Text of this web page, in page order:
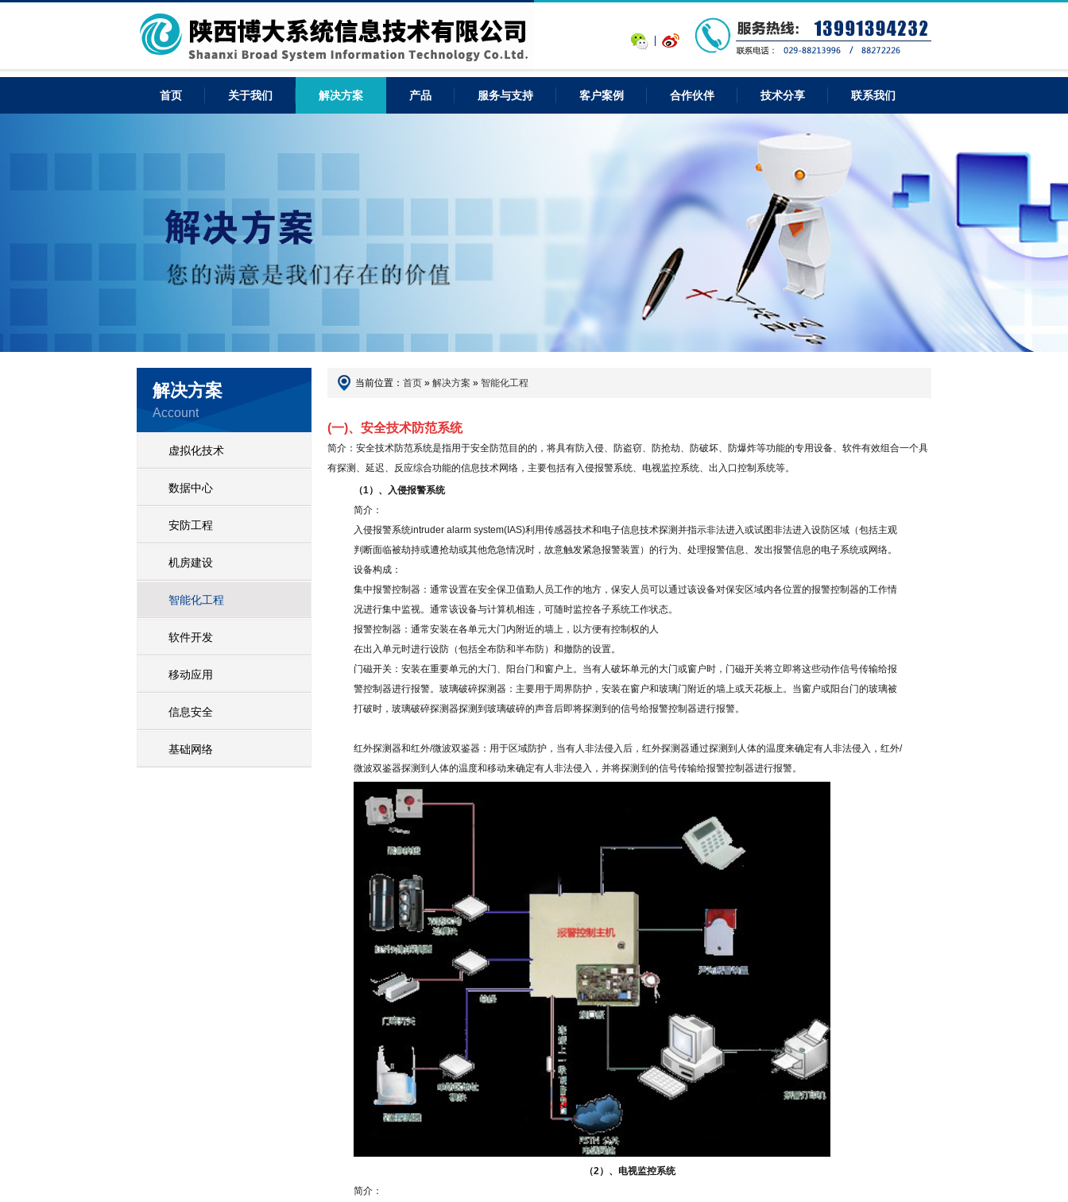
首页 关于我们 解决方案 产品 服务与支持 客户案例 合作伙伴 技术分享 联系我们
解决方案
Account
虚拟化技术
数据中心
安防工程
机房建设
智能化工程
软件开发
移动应用
信息安全
基础网络
当前位置： 首页 » 解决方案 » 智能化工程
(一)、安全技术防范系统
简介：安全技术防范系统是指用于安全防范目的的，将具有防入侵、防盗窃、防抢劫、防破坏、防爆炸等功能的专用设备、软件有效组合一个具
有探测、延迟、反应综合功能的信息技术网络，主要包括有入侵报警系统、电视监控系统、出入口控制系统等。
（1）、入侵报警系统
简介：
入侵报警系统intruder alarm system(IAS)利用传感器技术和电子信息技术探测并指示非法进入或试图非法进入设防区域（包括主观
判断面临被劫持或遭抢劫或其他危急情况时，故意触发紧急报警装置）的行为、处理报警信息、发出报警信息的电子系统或网络。
设备构成：
集中报警控制器：通常设置在安全保卫值勤人员工作的地方，保安人员可以通过该设备对保安区域内各位置的报警控制器的工作情
况进行集中监视。通常该设备与计算机相连，可随时监控各子系统工作状态。
报警控制器：通常安装在各单元大门内附近的墙上，以方便有控制权的人
在出入单元时进行设防（包括全布防和半布防）和撤防的设置。
门磁开关：安装在重要单元的大门、阳台门和窗户上。当有人破坏单元的大门或窗户时，门磁开关将立即将这些动作信号传输给报
警控制器进行报警。玻璃破碎探测器：主要用于周界防护，安装在窗户和玻璃门附近的墙上或天花板上。当窗户或阳台门的玻璃被
打破时，玻璃破碎探测器探测到玻璃破碎的声音后即将探测到的信号给报警控制器进行报警。
红外探测器和红外/微波双鉴器：用于区域防护，当有人非法侵入后，红外探测器通过探测到人体的温度来确定有人非法侵入，红外/
微波双鉴器探测到人体的温度和移动来确定有人非法侵入，并将探测到的信号传输给报警控制器进行报警。
（2）、电视监控系统
简介：